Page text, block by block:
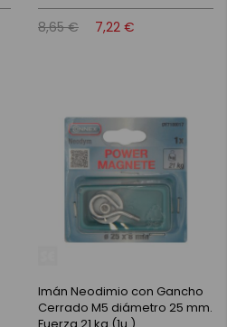
8,65 € 7,22 €
Imán Neodimio con Gancho
Cerrado M5 diámetro 25 mm.